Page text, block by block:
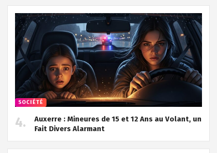
SOCIÉTÉ
Auxerre : Mineures de 15 et 12 Ans au Volant, un
Fait Divers Alarmant